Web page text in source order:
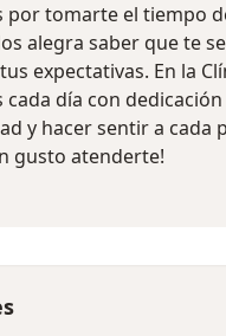
por tomarte el tiempo
alegra saber que te
expectativas. En la
cada día con
y hacer sentir a cada
gusto atenderte!